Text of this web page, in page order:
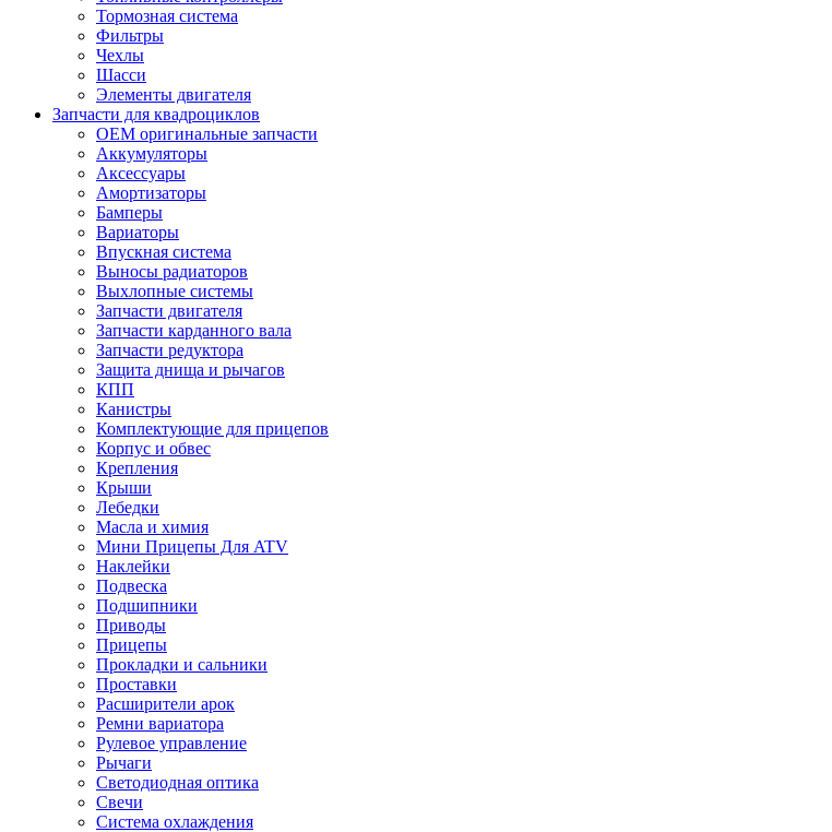
Тормозная система
Фильтры
Чехлы
Шасси
Элементы двигателя
Запчасти для квадроциклов
OEM оригинальные запчасти
Аккумуляторы
Аксессуары
Амортизаторы
Бамперы
Вариаторы
Впускная система
Выносы радиаторов
Выхлопные системы
Запчасти двигателя
Запчасти карданного вала
Запчасти редуктора
Защита днища и рычагов
КПП
Канистры
Комплектующие для прицепов
Корпус и обвес
Крепления
Крыши
Лебедки
Масла и химия
Мини Прицепы Для ATV
Наклейки
Подвеска
Подшипники
Приводы
Прицепы
Прокладки и сальники
Проставки
Расширители арок
Ремни вариатора
Рулевое управление
Рычаги
Светодиодная оптика
Свечи
Система охлаждения